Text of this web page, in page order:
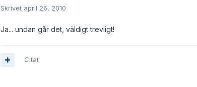
Skrivet april 26, 2010
Ja... undan går det, väldigt trevligt!
Citat